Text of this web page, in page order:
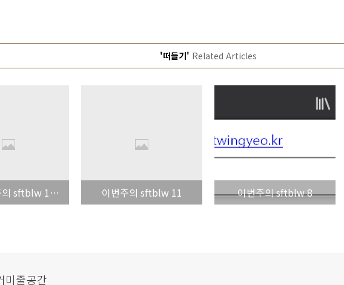
'떠들기' Related Articles
간략 이번주의 sftblw 12, 13 이번주의 sftblw 11 이번주의 sftblw 8
미줄공간